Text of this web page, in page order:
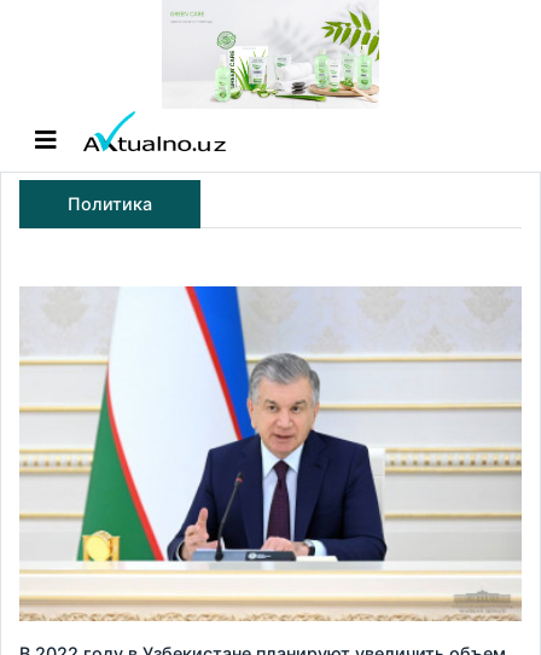
Политика